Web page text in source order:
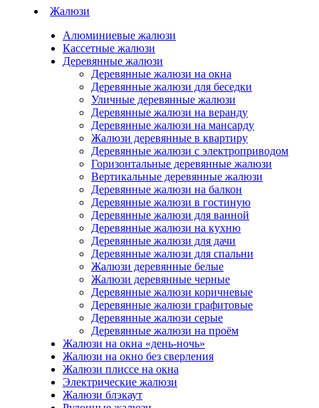
Жалюзи
Алюминиевые жалюзи
Кассетные жалюзи
Деревянные жалюзи
Деревянные жалюзи на окна
Деревянные жалюзи для беседки
Уличные деревянные жалюзи
Деревянные жалюзи на веранду
Деревянные жалюзи на мансарду
Жалюзи деревянные в квартиру
Деревянные жалюзи с электроприводом
Горизонтальные деревянные жалюзи
Вертикальные деревянные жалюзи
Деревянные жалюзи на балкон
Деревянные жалюзи в гостиную
Деревянные жалюзи для ванной
Деревянные жалюзи на кухню
Деревянные жалюзи для дачи
Деревянные жалюзи для спальни
Жалюзи деревянные белые
Жалюзи деревянные черные
Деревянные жалюзи коричневые
Деревянные жалюзи графитовые
Деревянные жалюзи серые
Деревянные жалюзи на проём
Жалюзи на окна «день-ночь»
Жалюзи на окно без сверления
Жалюзи плиссе на окна
Электрические жалюзи
Жалюзи блэкаут